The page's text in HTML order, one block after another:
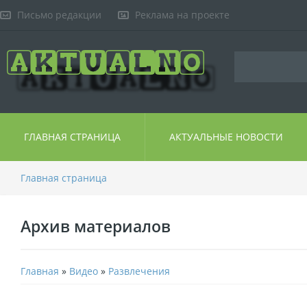
Письмо редакции Реклама на проекте
ГЛАВНАЯ СТРАНИЦА АКТУАЛЬНЫЕ НОВОСТИ
Главная страница
Архив материалов
Главная » Видео » Развлечения